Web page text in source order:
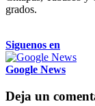
grados.
Siguenos en
Google News
Deja un